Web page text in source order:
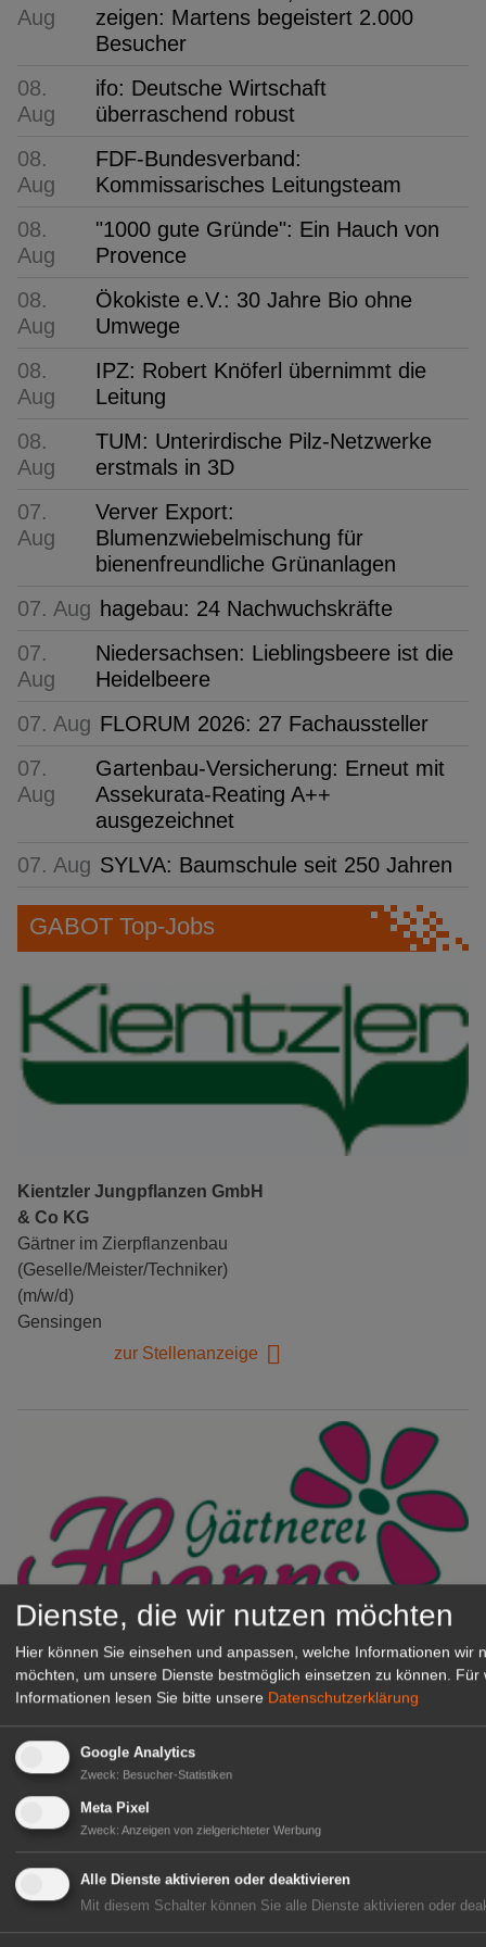
Aug
zeigen: Martens begeistert 2.000
Besucher
08.
Aug
ifo: Deutsche Wirtschaft
überraschend robust
08.
Aug
FDF-Bundesverband:
Kommissarisches Leitungsteam
08.
Aug
"1000 gute Gründe": Ein Hauch von
Provence
08.
Aug
Ökokiste e.V.: 30 Jahre Bio ohne
Umwege
08.
Aug
IPZ: Robert Knöferl übernimmt die
Leitung
08.
Aug
TUM: Unterirdische Pilz-Netzwerke
erstmals in 3D
07.
Aug
Verver Export:
Blumenzwiebelmischung für
bienenfreundliche Grünanlagen
07. Aug hagebau: 24 Nachwuchskräfte
07.
Aug
Niedersachsen: Lieblingsbeere ist die
Heidelbeere
07. Aug FLORUM 2026: 27 Fachaussteller
07.
Aug
Gartenbau-Versicherung: Erneut mit
Assekurata-Reating A++
ausgezeichnet
07. Aug SYLVA: Baumschule seit 250 Jahren
GABOT Top-Jobs
Kientzler Jungpflanzen GmbH
& Co KG
Gärtner im Zierpflanzenbau
(Geselle/Meister/Techniker)
(m/w/d)
Gensingen
zur Stellenanzeige
Gärtnerei Hanns
Mitarbeiter (m/w/d) für unsere
Logistikhalle
Herongen
zur Stellenanzeige
GABOT Immobilienangebote
1A-Lage, ihre Chance in der
Dienste, die wir nutzen möchten
Hier können Sie einsehen und anpassen, welche Informationen wir
möchten, um unsere Dienste bestmöglich einsetzen zu können. Für
Informationen lesen Sie bitte unsere Datenschutzerklärung
Google Analytics
Zweck: Besucher-Statistiken
Meta Pixel
Zweck: Anzeigen von zielgerichteter Werbung
Alle Dienste aktivieren oder deaktivieren
Mit diesem Schalter können Sie alle Dienste aktivieren oder